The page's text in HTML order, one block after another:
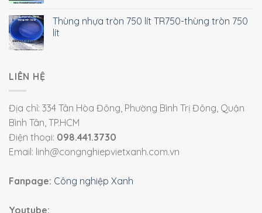
Thùng nhựa tròn 750 lít TR750-thùng tròn 750
lít
LIÊN HỆ
Địa chỉ: 334 Tân Hòa Đông, Phường Bình Trị Đông, Quận
Bình Tân, TP.HCM
Điện thoại: 098.441.3730
Email: linh@congnghiepvietxanh.com.vn
Fanpage: Công nghiệp Xanh
Youtube: